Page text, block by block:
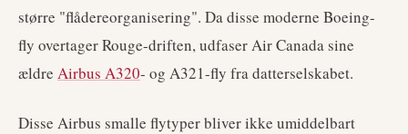
større "flådereorganisering". Da disse moderne Boeing-
fly overtager Rouge-driften, udfaser Air Canada sine
ældre Airbus A320- og A321-fly fra datterselskabet.
Disse Airbus smalle flytyper bliver ikke umiddelbart